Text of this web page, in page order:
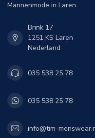
Mannenmode in Laren
Brink 17
1251 KS Laren
Nederland
035 538 25 78
035 538 25 78
info@tim-